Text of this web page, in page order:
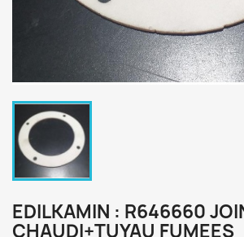
EDILKAMIN : R646660
CHAUDI+TUYAU FUMEES